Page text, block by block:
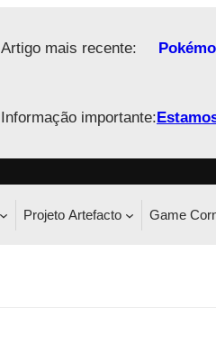
Artigo mais recente:
Informação importante:
Projeto Artefacto Game